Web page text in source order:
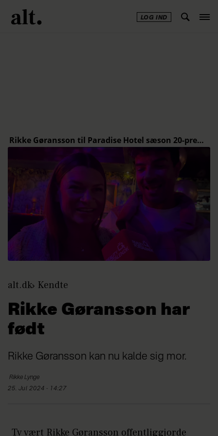
LOG IND
alt.dk Kendte
Rikke Gøransson har
født
Rikke Gøransson kan nu kalde sig mor.
Rikke Lynge
25. Jul 2024 - 14:27
Tv vært Rikke Gøransson offentliggjorde